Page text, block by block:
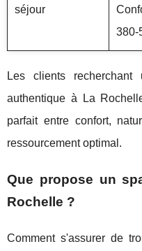
séjour
380-
Les clients
authentique à La
parfait entre confort,
ressourcement optimal.
Que propose un
Rochelle ?
Comment s'assurer de